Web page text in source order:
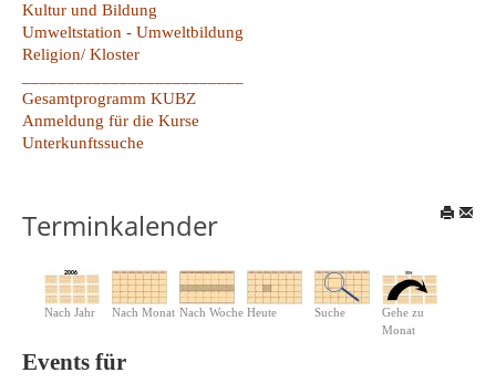
Kultur und Bildung
Umweltstation - Umweltbildung
Religion/ Kloster
Gesamtprogramm KUBZ
Anmeldung für die Kurse
Unterkunftssuche
Terminkalender
Nach Jahr Nach Monat Nach Woche Heute Suche
Gehe zu
Monat
Events für